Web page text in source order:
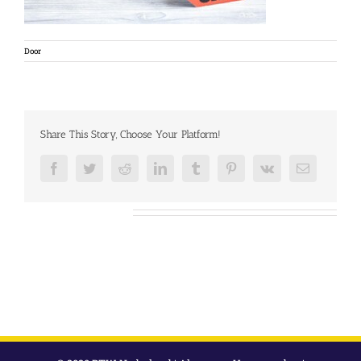
Door
Share This Story, Choose Your Platform!
FacebookTwitterRedditLinkedInTumblr PinterestVk
E-